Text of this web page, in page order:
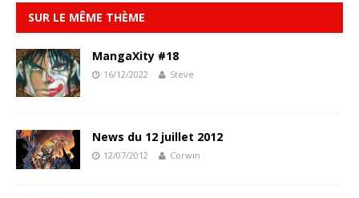
SUR LE MÊME THÈME
MangaXity #18
16/12/2022 Steve
News du 12 juillet 2012
12/07/2012 Corwin